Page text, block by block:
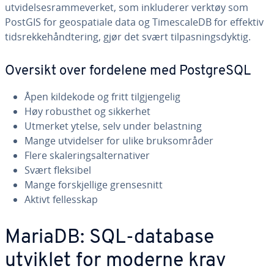
utvidelsesrammeverket, som inkluderer verktøy som
PostGIS for geospatiale data og TimescaleDB for effektiv
tidsrekkehåndtering, gjør det svært tilpasningsdyktig.
Oversikt over fordelene med PostgreSQL
Åpen kildekode og fritt tilgjengelig
Høy robusthet og sikkerhet
Utmerket ytelse, selv under belastning
Mange utvidelser for ulike bruksområder
Flere skaleringsalternativer
Svært fleksibel
Mange forskjellige grensesnitt
Aktivt fellesskap
MariaDB: SQL-database
utviklet for moderne krav